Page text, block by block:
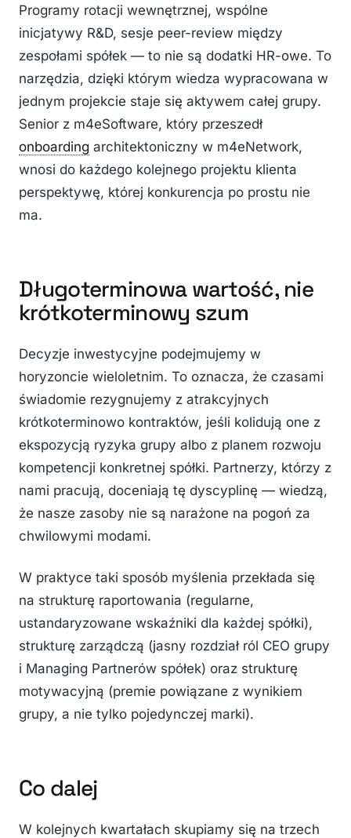
Programy rotacji wewnętrznej, wspólne
inicjatywy R&D, sesje peer-review między
zespołami spółek — to nie są dodatki HR-owe. To
narzędzia, dzięki którym wiedza wypracowana w
jednym projekcie staje się aktywem całej grupy.
Senior z m4eSoftware, który przeszedł
onboarding architektoniczny w m4eNetwork,
wnosi do każdego kolejnego projektu klienta
perspektywę, której konkurencja po prostu nie
ma.
Długoterminowa wartość, nie
krótkoterminowy szum
Decyzje inwestycyjne podejmujemy w
horyzoncie wieloletnim. To oznacza, że czasami
świadomie rezygnujemy z atrakcyjnych
krótkoterminowo kontraktów, jeśli kolidują one z
ekspozycją ryzyka grupy albo z planem rozwoju
kompetencji konkretnej spółki. Partnerzy, którzy z
nami pracują, doceniają tę dyscyplinę — wiedzą,
że nasze zasoby nie są narażone na pogoń za
chwilowymi modami.
W praktyce taki sposób myślenia przekłada się
na strukturę raportowania (regularne,
ustandaryzowane wskaźniki dla każdej spółki),
strukturę zarządczą (jasny rozdział ról CEO grupy
i Managing Partnerów spółek) oraz strukturę
motywacyjną (premie powiązane z wynikiem
grupy, a nie tylko pojedynczej marki).
Co dalej
W kolejnych kwartałach skupiamy się na trzech